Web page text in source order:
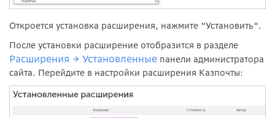
Откроется установка расширения, нажмите "Установить".
После установки расширение отобразится в разделе
Расширения → Установленные панели администратора
сайта. Перейдите в настройки расширения Казпочты: